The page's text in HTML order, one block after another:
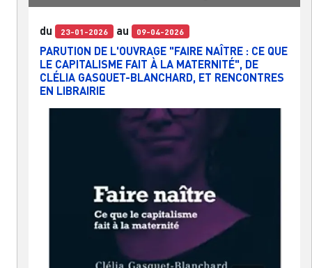
du 23-01-2026 au 09-04-2026
PARUTION DE L'OUVRAGE "FAIRE NAÎTRE : CE QUE
LE CAPITALISME FAIT À LA MATERNITÉ", DE
CLÉLIA GASQUET-BLANCHARD, ET RENCONTRES
EN LIBRAIRIE